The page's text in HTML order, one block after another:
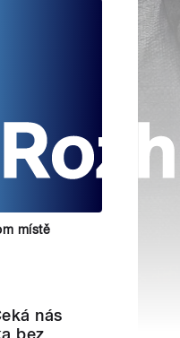
místě
nás
bez